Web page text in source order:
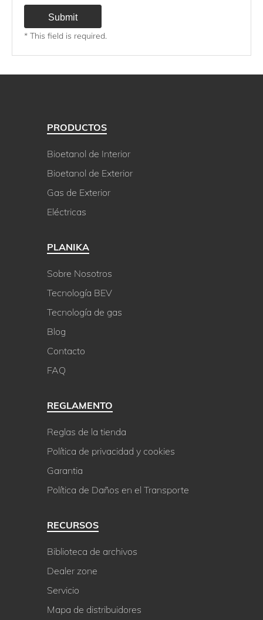
* This field is required.
PRODUCTOS
Bioetanol de Interior
Bioetanol de Exterior
Gas de Exterior
Eléctricas
PLANIKA
Sobre Nosotros
Tecnología BEV
Tecnología de gas
Blog
Contacto
FAQ
REGLAMENTO
Reglas de la tienda
Política de privacidad y cookies
Garantia
Política de Daños en el Transporte
RECURSOS
Biblioteca de archivos
Dealer zone
Servicio
Mapa de distribuidores